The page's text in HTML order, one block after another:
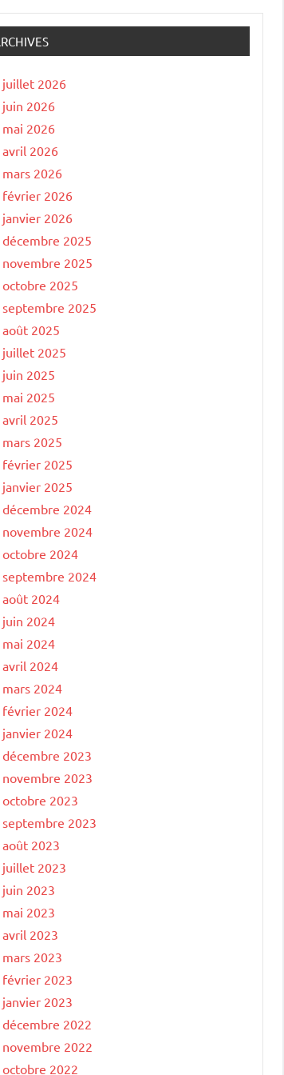
juillet 2026
juin 2026
mai 2026
avril 2026
mars 2026
février 2026
janvier 2026
décembre 2025
novembre 2025
octobre 2025
septembre 2025
août 2025
juillet 2025
juin 2025
mai 2025
avril 2025
mars 2025
février 2025
janvier 2025
décembre 2024
novembre 2024
octobre 2024
septembre 2024
août 2024
juin 2024
mai 2024
avril 2024
mars 2024
février 2024
janvier 2024
décembre 2023
novembre 2023
octobre 2023
septembre 2023
août 2023
juillet 2023
juin 2023
mai 2023
avril 2023
mars 2023
février 2023
janvier 2023
décembre 2022
novembre 2022
octobre 2022